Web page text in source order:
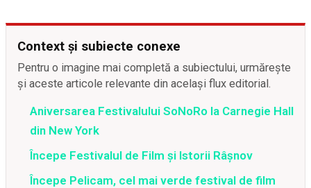
Context și subiecte conexe
Pentru o imagine mai completă a subiectului, urmărește
și aceste articole relevante din același flux editorial.
Aniversarea Festivalului SoNoRo la Carnegie Hall
din New York
Începe Festivalul de Film și Istorii Râșnov
Începe Pelicam, cel mai verde festival de film